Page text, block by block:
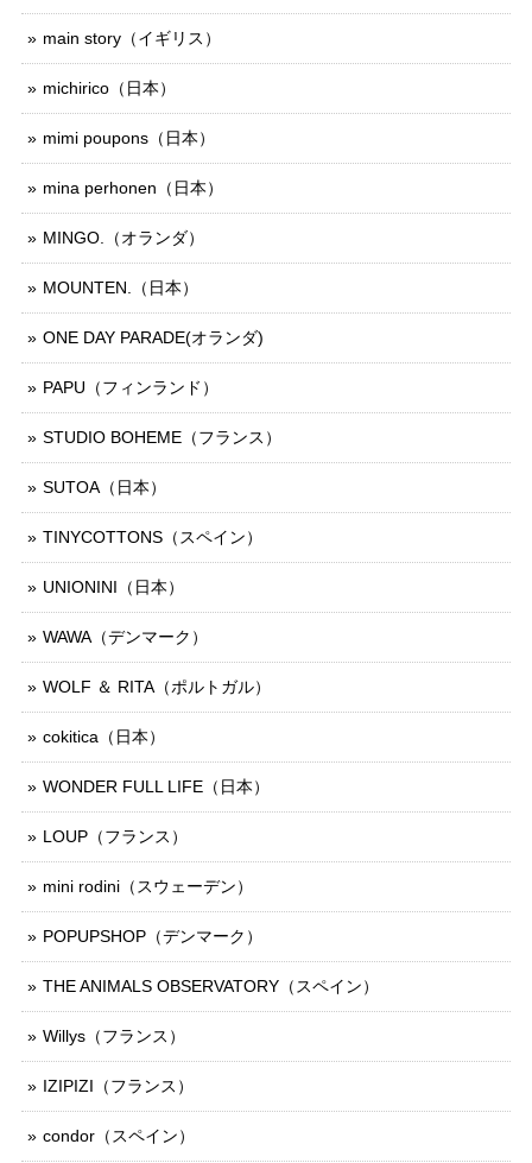
main story（イギリス）
michirico（日本）
mimi poupons（日本）
mina perhonen（日本）
MINGO.（オランダ）
MOUNTEN.（日本）
ONE DAY PARADE(オランダ)
PAPU（フィンランド）
STUDIO BOHEME（フランス）
SUTOA（日本）
TINYCOTTONS（スペイン）
UNIONINI（日本）
WAWA（デンマーク）
WOLF ＆ RITA（ポルトガル）
cokitica（日本）
WONDER FULL LIFE（日本）
LOUP（フランス）
mini rodini（スウェーデン）
POPUPSHOP（デンマーク）
THE ANIMALS OBSERVATORY（スペイン）
Willys（フランス）
IZIPIZI（フランス）
condor（スペイン）